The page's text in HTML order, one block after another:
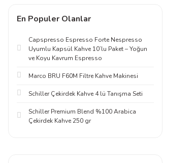
En Populer Olanlar
Capspresso Espresso Forte Nespresso
Uyumlu Kapsül Kahve 10’lu Paket – Yoğun
ve Koyu Kavrum Espresso
Marco BRU F60M Filtre Kahve Makinesi
Schiller Çekirdek Kahve 4 lü Tanışma Seti
Schiller Premium Blend %100 Arabica
Çekirdek Kahve 250 gr